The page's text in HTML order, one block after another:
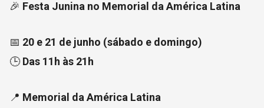
🎉 Festa Junina no Memorial da América Latina
📅 20 e 21 de junho (sábado e domingo)
🕒Das 11h às 21h
📍 Memorial da América Latina